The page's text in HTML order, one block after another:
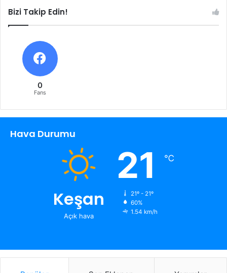
Bizi Takip Edin!
0
Fans
Hava Durumu
Keşan
Açık hava
21 ℃
21º - 21º
60%
1.54 km/h